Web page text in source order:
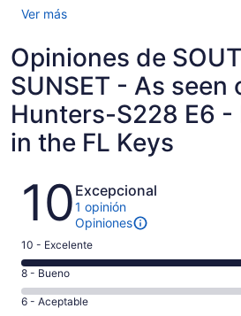
Ver más
Opiniones de
SUNSET - As seen
Hunters-S228 E6 -
in the FL Keys
Opiniones
10 Excepcional
1 opinión
Opiniones
Puntuación
de
10,
es
10 - Excelente
Puntuación
de
8,
8 - Bueno
Puntuación
6 - Aceptable